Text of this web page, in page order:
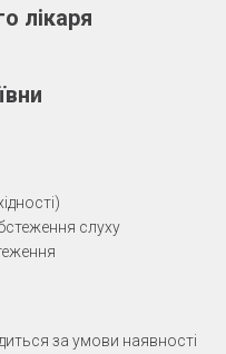
лікаря
слуху
за умови наявності